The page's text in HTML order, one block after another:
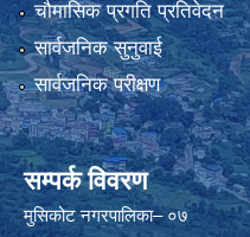
चौमासिक प्रगति प्रतिवेदन
सार्वजनिक सुनुवाई
सार्वजनिक परीक्षण
सम्पर्क विवरण
मुसिकोट नगरपालिका– ०७